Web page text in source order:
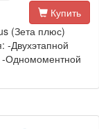
Купить
(Зета плюс)
-Двухэтапной
-Одномоментной